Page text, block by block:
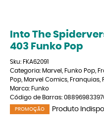
Into The
403 Funko Pop
Sku: FKA62091
Categoria: Marvel Funko Pop
Pop Marvel Comics Franquias
Marca: Funko
Código de Barras:
PROMOÇÃO Produto